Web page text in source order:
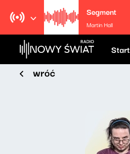
Segment
Martin Hall
Start
wróć